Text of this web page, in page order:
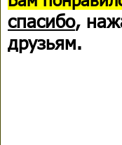
спасибо,
друзьям.